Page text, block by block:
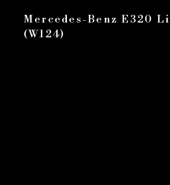
Mercedes-Benz E320
(W124)